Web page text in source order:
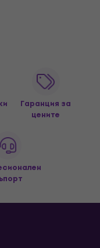
Гаранция за
цените